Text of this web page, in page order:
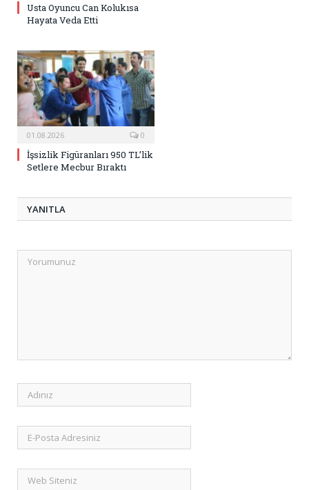
Usta Oyuncu Can Kolukısa
Hayata Veda Etti
01.08.2026 0
İşsizlik Figüranları 950 TL’lik
Setlere Mecbur Bıraktı
YANITLA